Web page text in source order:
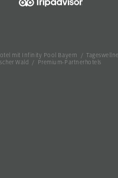
mit Infinity Pool Bayern /
Wald / Premium-Partnerhotels